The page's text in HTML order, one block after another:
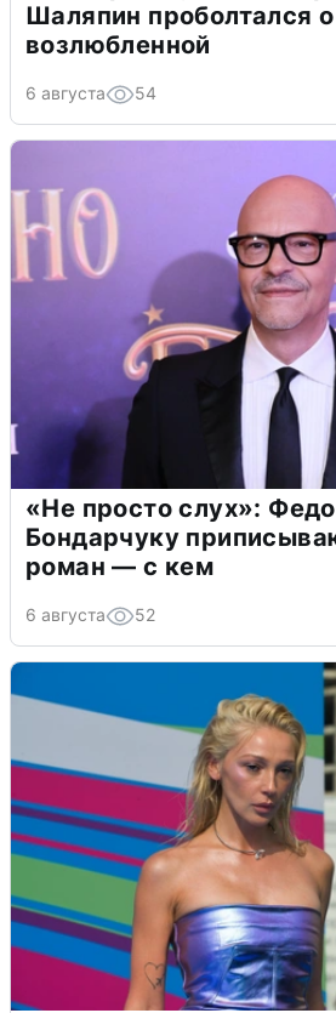
Шаляпин проболтался
возлюбленной
6 августа 54
«Не просто слух»:
Бондарчуку
роман — с кем
6 августа 52